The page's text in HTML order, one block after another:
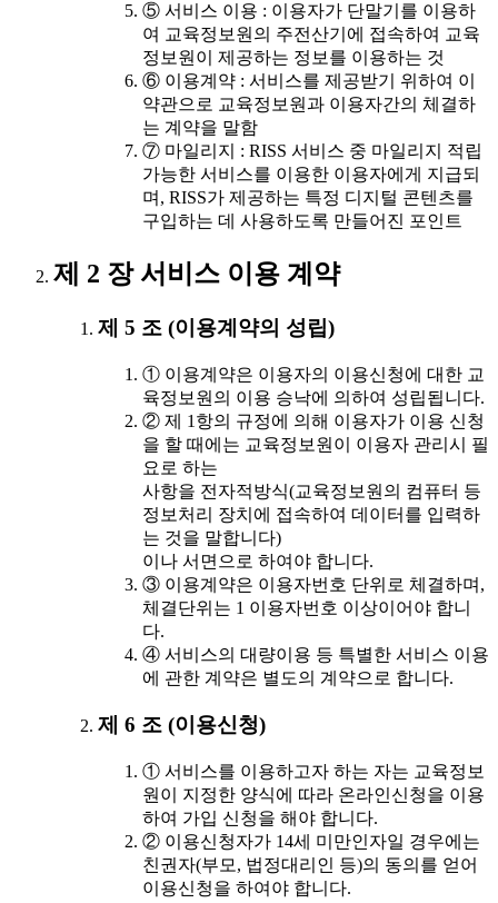
⑤ 서비스 이용 : 이용자가 단말기를 이용하
여 교육정보원의 주전산기에 접속하여 교육
정보원이 제공하는 정보를 이용하는 것
⑥ 이용계약 : 서비스를 제공받기 위하여 이
약관으로 교육정보원과 이용자간의 체결하
는 계약을 말함
⑦ 마일리지 : RISS 서비스 중 마일리지 적립
가능한 서비스를 이용한 이용자에게 지급되
며, RISS가 제공하는 특정 디지털 콘텐츠를
구입하는 데 사용하도록 만들어진 포인트
제 2 장 서비스 이용 계약
제 5 조 (이용계약의 성립)
① 이용계약은 이용자의 이용신청에 대한 교
육정보원의 이용 승낙에 의하여 성립됩니다.
② 제 1항의 규정에 의해 이용자가 이용 신청
을 할 때에는 교육정보원이 이용자 관리시 필
요로 하는
사항을 전자적방식(교육정보원의 컴퓨터 등
정보처리 장치에 접속하여 데이터를 입력하
는 것을 말합니다)
이나 서면으로 하여야 합니다.
③ 이용계약은 이용자번호 단위로 체결하며,
체결단위는 1 이용자번호 이상이어야 합니
다.
④ 서비스의 대량이용 등 특별한 서비스 이용
에 관한 계약은 별도의 계약으로 합니다.
제 6 조 (이용신청)
① 서비스를 이용하고자 하는 자는 교육정보
원이 지정한 양식에 따라 온라인신청을 이용
하여 가입 신청을 해야 합니다.
② 이용신청자가 14세 미만인자일 경우에는
친권자(부모, 법정대리인 등)의 동의를 얻어
이용신청을 하여야 합니다.